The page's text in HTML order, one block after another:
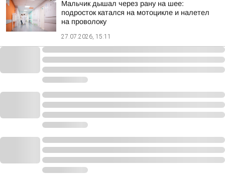
Мальчик дышал через рану на шее:
подросток катался на мотоцикле и налетел
на проволоку
27.07.2026, 15:11